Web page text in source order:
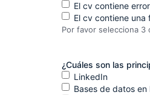
El cv contiene
El cv contiene
Por favor selecciona 3
¿Cuáles son las
LinkedIn
Bases de datos en